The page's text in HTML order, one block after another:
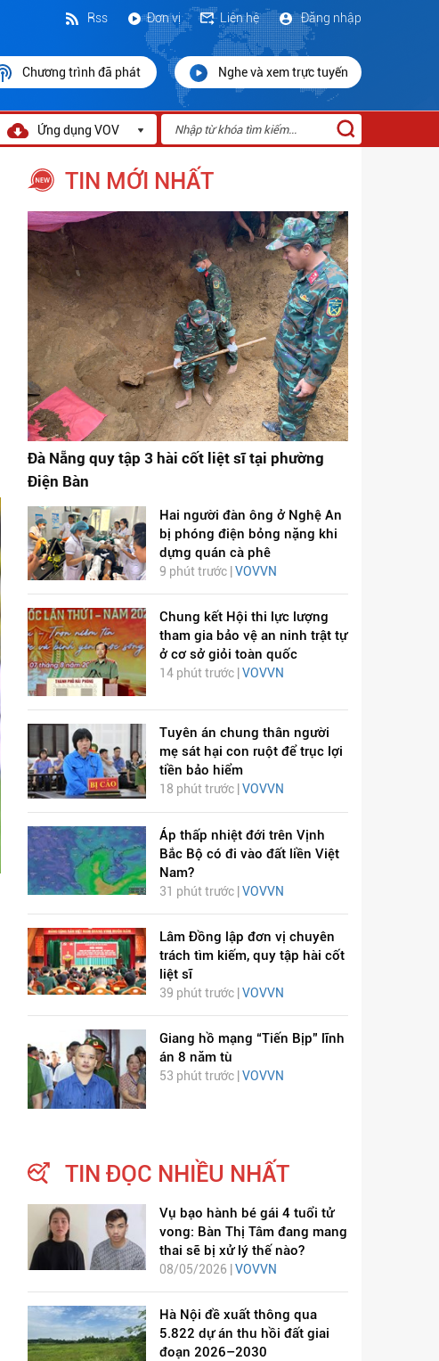
Đăng nhập
Liên hệ
Đơn vị
Rss
Chương trình đã phát Nghe và xem trực tuyến
Ứng dụng VOV
TIN MỚI NHẤT
Đà Nẵng quy tập 3 hài cốt liệt sĩ tại phường
Điện Bàn
Hai người đàn ông ở Nghệ An
bị phóng điện bỏng nặng khi
dựng quán cà phê
9 phút trước | VOVVN
Chung kết Hội thi lực lượng
tham gia bảo vệ an ninh trật tự
ở cơ sở giỏi toàn quốc
14 phút trước | VOVVN
Tuyên án chung thân người
mẹ sát hại con ruột để trục lợi
tiền bảo hiểm
18 phút trước |VOVVN
Áp thấp nhiệt đới trên Vịnh
Bắc Bộ có đi vào đất liền Việt
Nam?
31 phút trước | VOVVN
Lâm Đồng lập đơn vị chuyên
trách tìm kiếm, quy tập hài cốt
liệt sĩ
39 phút trước | VOVVN
Giang hồ mạng “Tiến Bịp” lĩnh
án 8 năm tù
53 phút trước | VOVVN
TIN ĐỌC NHIỀU NHẤT
Vụ bạo hành bé gái 4 tuổi tử
vong: Bàn Thị Tâm đang mang
thai sẽ bị xử lý thế nào?
08/05/2026 | VOVVN
Hà Nội đề xuất thông qua
5.822 dự án thu hồi đất giai
đoạn 2026–2030